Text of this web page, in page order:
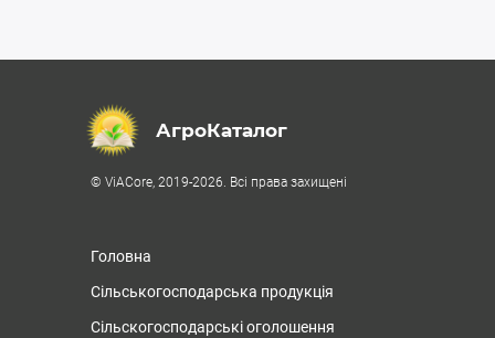
АгроКаталог
© ViACore, 2019-2026. Всі права захищені
Головна
Сільськогосподарська продукція
Сільскогосподарські оголошення